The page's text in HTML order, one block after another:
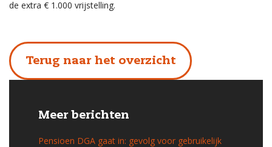
de extra € 1.000 vrijstelling.
Terug naar het overzicht
Meer berichten
Pensioen DGA gaat in: gevolg voor gebruikelijk